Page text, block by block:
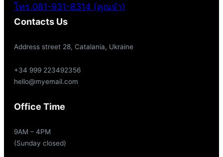
โทร.081-931-8314 (คุณจ๋า)
Contacts Us
Address street 28, Catalania, Ukraine
+34 999 223492356
hello@myemail.com
Office Time
9AM – 4PM
(Sunday closed)